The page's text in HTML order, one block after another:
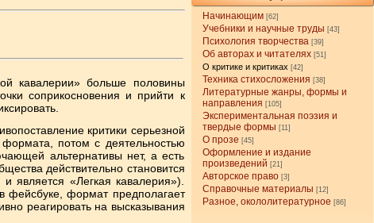
Начинающим [62]
Учебники и научные труды [43]
Психология творчества [39]
Об авторах и читателях [51]
О критике и критиках [42]
Техника стихосложения [38]
Литературные жанры, формы и
направления [105]
Экспериментальная поэзия и
твердые формы [11]
О прозе [45]
Оформление и издание
произведений [21]
Авторское право [3]
Справочные материалы [12]
Разное, окололитературное [86]
кавалерии» больше половины
соприкосновения и прийти к
критики серьезной
потом с деятельностью
альтернативы нет, а есть
действительно становится
является «Легкая кавалерия»).
фейсбуке, формат предполагает
реагировать на высказывания